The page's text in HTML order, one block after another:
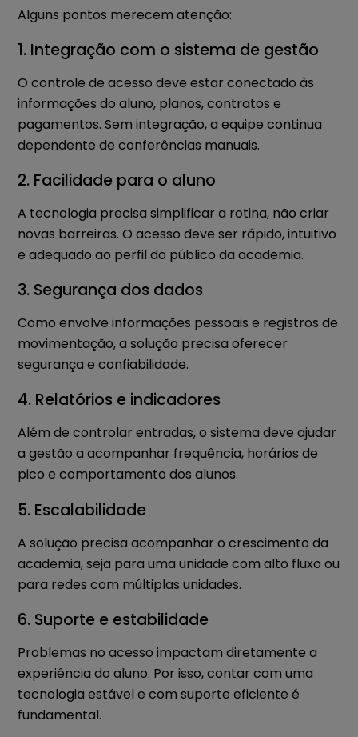
Alguns pontos merecem atenção:
1. Integração com o sistema de gestão
O controle de acesso deve estar conectado às
informações do aluno, planos, contratos e
pagamentos. Sem integração, a equipe continua
dependente de conferências manuais.
2. Facilidade para o aluno
A tecnologia precisa simplificar a rotina, não criar
novas barreiras. O acesso deve ser rápido, intuitivo
e adequado ao perfil do público da academia.
3. Segurança dos dados
Como envolve informações pessoais e registros de
movimentação, a solução precisa oferecer
segurança e confiabilidade.
4. Relatórios e indicadores
Além de controlar entradas, o sistema deve ajudar
a gestão a acompanhar frequência, horários de
pico e comportamento dos alunos.
5. Escalabilidade
A solução precisa acompanhar o crescimento da
academia, seja para uma unidade com alto fluxo ou
para redes com múltiplas unidades.
6. Suporte e estabilidade
Problemas no acesso impactam diretamente a
experiência do aluno. Por isso, contar com uma
tecnologia estável e com suporte eficiente é
fundamental.